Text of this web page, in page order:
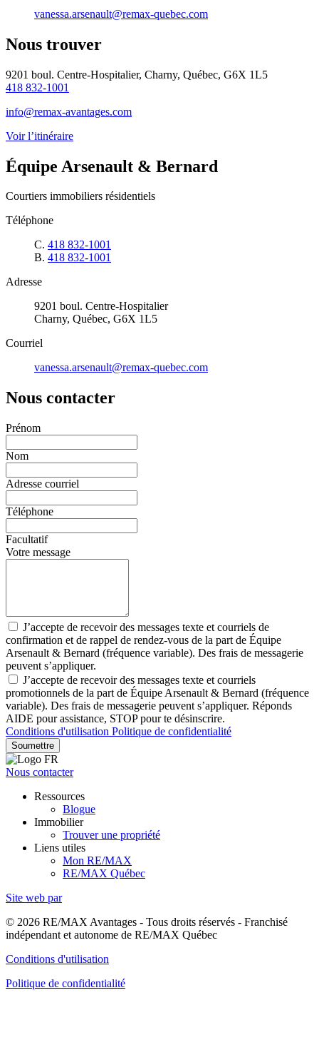
vanessa.arsenault@remax-quebec.com
Nous trouver
9201 boul. Centre-Hospitalier, Charny, Québec, G6X 1L5
418 832-1001
info@remax-avantages.com
Voir l’itinéraire
Équipe Arsenault & Bernard
Courtiers immobiliers résidentiels
Téléphone
C. 418 832-1001
B. 418 832-1001
Adresse
9201 boul. Centre-Hospitalier
Charny, Québec, G6X 1L5
Courriel
vanessa.arsenault@remax-quebec.com
Nous contacter
Prénom
Nom
Adresse courriel
Téléphone
Facultatif
Votre message
J’accepte de recevoir des messages texte et courriels de
confirmation et de rappel de rendez-vous de la part de Équipe
Arsenault & Bernard (fréquence variable). Des frais de messagerie
peuvent s’appliquer.
J’accepte de recevoir des messages texte et courriels
promotionnels de la part de Équipe Arsenault & Bernard (fréquence
variable). Des frais de messagerie peuvent s’appliquer. Réponds
AIDE pour assistance, STOP pour te désinscrire.
Conditions d'utilisation Politique de confidentialité
Soumettre
Nous contacter
Ressources
Blogue
Immobilier
Trouver une propriété
Liens utiles
Mon RE/MAX
RE/MAX Québec
Site web par
© 2026 RE/MAX Avantages - Tous droits réservés - Franchisé
indépendant et autonome de RE/MAX Québec
Conditions d'utilisation
Politique de confidentialité